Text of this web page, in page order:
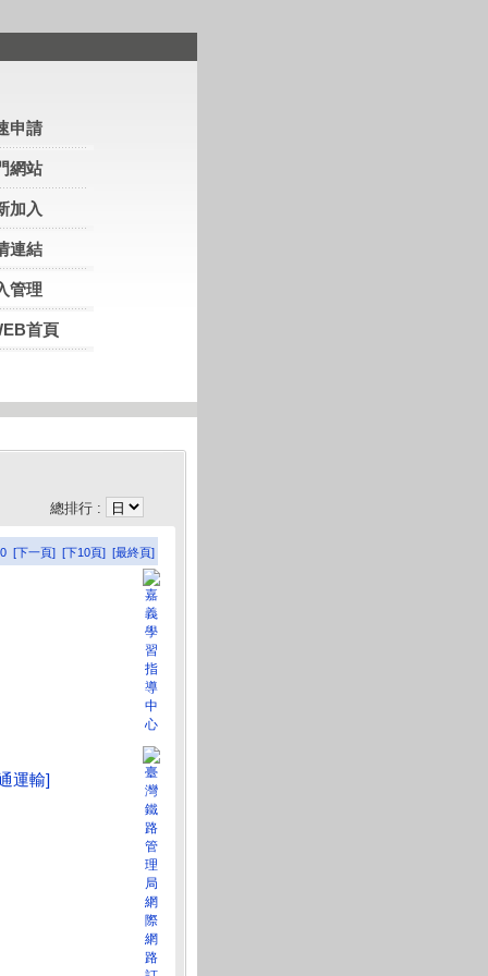
申請
網站
加入
連結
管理
首頁
總排行 :
[下一頁] [下10頁] [最終頁]
運輸]